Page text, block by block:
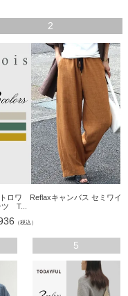
2
ロワ Reflaxキャンバス セミワイ
ツ T...
（税込）
5